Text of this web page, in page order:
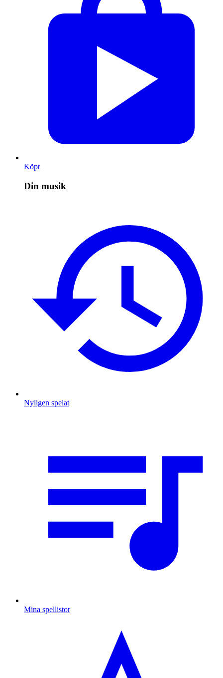
Köpt
Din musik
Nyligen spelat
Mina spellistor